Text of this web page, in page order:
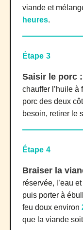
viande et
heures.
Étape 3
Saisir le porc :
chauffer l’huile à
porc des deux
besoin, retirer le
Étape 4
Braiser la
réservée, l’eau
puis porter à
feu doux environ
que la viande